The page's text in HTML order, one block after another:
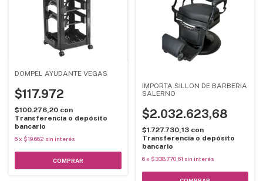
DOMPEL AYUDANTE VEGAS
$117.972
$100.276,20 con
Transferencia o depósito
bancario
6x $19.662 sin interés
IMPORTA SILLON DE BARBERIA
SALERNO
$2.032.623,68
$1.727.730,13 con
Transferencia o depósito
bancario
6 x $338.770,61 sin interés